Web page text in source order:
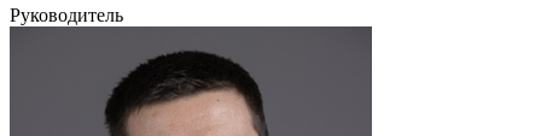
Руководитель